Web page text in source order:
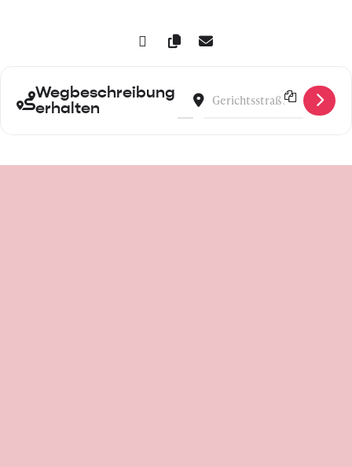
Wegbeschreibung
erhalten
Address - Bubbles - Artist
Destination Address -